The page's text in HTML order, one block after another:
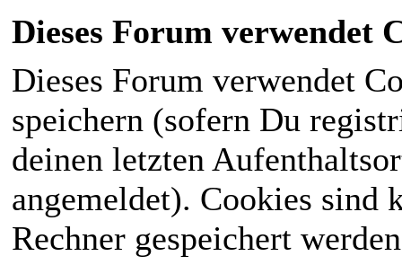
Dieses Forum verwendet
Dieses Forum verwendet
speichern (sofern Du
deinen letzten
angemeldet). Cookies sind
Rechner gespeichert